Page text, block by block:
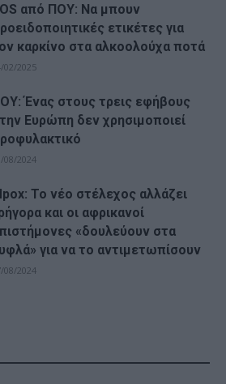
από ΠΟΥ: Να μπουν
ετικέτες για
καρκίνο στα αλκοολούχα ποτά
02/2025
Ένας στους τρεις εφήβους
Ευρώπη δεν χρησιμοποιεί
08/2024
Το νέο στέλεχος αλλάζει
και οι αφρικανοί
«δουλεύουν στα
για να το αντιμετωπίσουν
08/2024